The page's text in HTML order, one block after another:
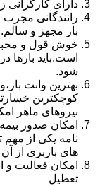
دارای کارگرانی
رانندگانی
بار مجهز و سالم.
خوش قول و
است.باید بارها
شود.
بهترین وانت
کوچکترین
نیروهای ماهر
امکان صدور
نامه یکی از
های باربری از
تعطیل